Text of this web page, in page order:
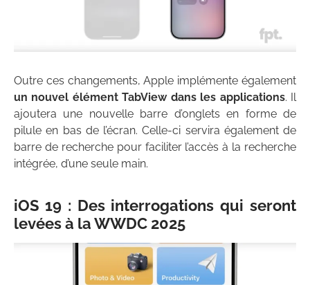
Outre ces changements, Apple implémente également
un nouvel élément TabView dans les applications. Il
ajoutera une nouvelle barre d’onglets en forme de
pilule en bas de l’écran. Celle-ci servira également de
barre de recherche pour faciliter l’accès à la recherche
intégrée, d’une seule main.
iOS 19 : Des interrogations qui seront
levées à la WWDC 2025